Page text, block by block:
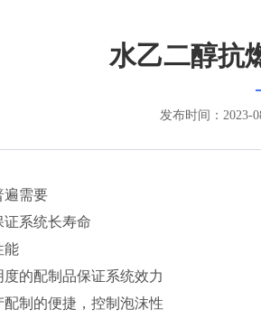
水乙二醇抗
发布时间：2023-
遍需要
系统长寿命
能
的配制品保证系统效力
制的便捷，控制泡沫性